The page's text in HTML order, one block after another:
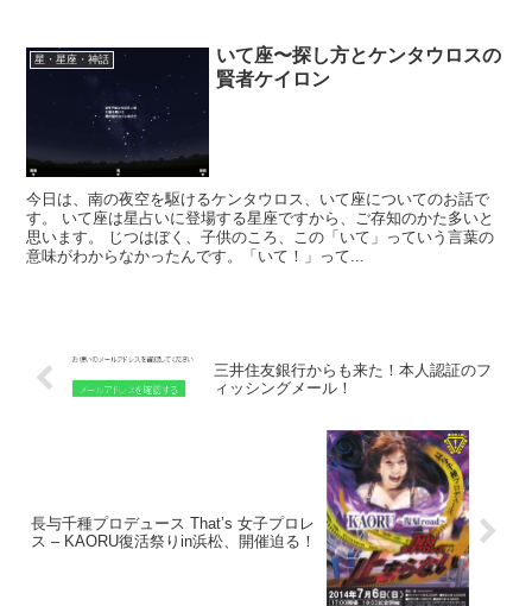
星・星座・神話
いて座〜探し方とケンタウロスの
賢者ケイロン
今日は、南の夜空を駆けるケンタウロス、いて座についてのお話で
す。 いて座は星占いに登場する星座ですから、ご存知のかた多いと
思います。 じつはぼく、子供のころ、この「いて」っていう言葉の
意味がわからなかったんです。「いて！」って...
三井住友銀行からも来た！本人認証のフ
ィッシングメール！
長与千種プロデュース That’s 女子プロレ
ス – KAORU復活祭りin浜松、開催迫る！